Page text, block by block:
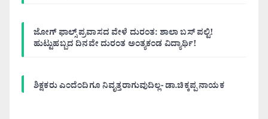
ಜೋಗ್ ಫಾಲ್ಸ್ ಪ್ರವಾಸದ ವೇಳೆ ದುರಂತ: ಶಾಲಾ ಬಸ್ ಪಲ್ಟಿ!
ಹುಟ್ಟುಹಬ್ಬದ ದಿನವೇ ದುರಂತ ಅಂತ್ಯಕಂಡ ವಿದ್ಯಾರ್ಥಿ!
ಶಿಕ್ಷಕರು ಎಂದೆಂದಿಗೂ ನಿವೃತ್ತರಾಗುವುದಿಲ್ಲ- ಡಾ.ಚಿಕ್ಕಪ್ಪ ನಾಯಕ